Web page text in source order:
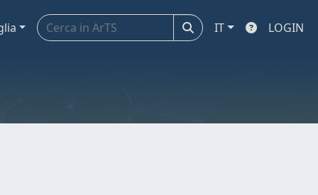
IT LOGIN